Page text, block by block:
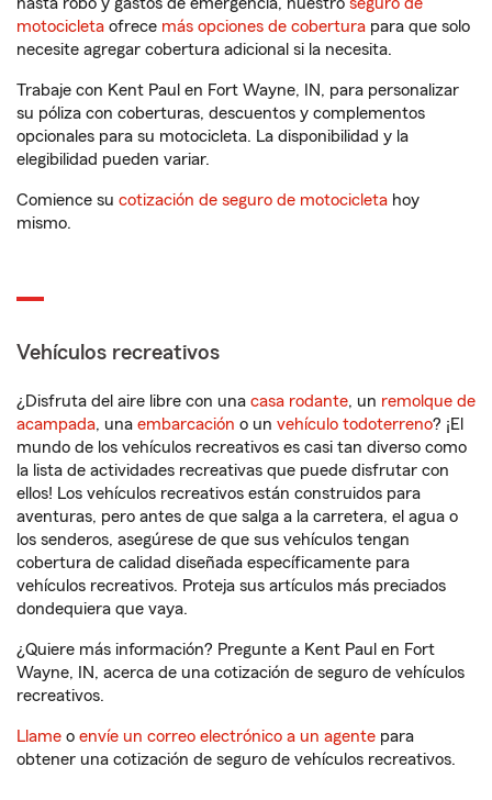
motocicleta ofrece más opciones de cobertura para que solo
necesite agregar cobertura adicional si la necesita.
Trabaje con Kent Paul en Fort Wayne, IN, para personalizar
su póliza con coberturas, descuentos y complementos
opcionales para su motocicleta. La disponibilidad y la
elegibilidad pueden variar.
Comience su cotización de seguro de motocicleta hoy
mismo.
Vehículos recreativos
¿Disfruta del aire libre con una casa rodante, un remolque de
acampada, una embarcación o un vehículo todoterreno? ¡El
mundo de los vehículos recreativos es casi tan diverso como
la lista de actividades recreativas que puede disfrutar con
ellos! Los vehículos recreativos están construidos para
aventuras, pero antes de que salga a la carretera, el agua o
los senderos, asegúrese de que sus vehículos tengan
cobertura de calidad diseñada específicamente para
vehículos recreativos. Proteja sus artículos más preciados
dondequiera que vaya.
¿Quiere más información? Pregunte a Kent Paul en Fort
Wayne, IN, acerca de una cotización de seguro de vehículos
recreativos.
Llame o envíe un correo electrónico a un agente para
obtener una cotización de seguro de vehículos recreativos.